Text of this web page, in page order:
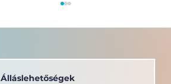
Álláslehetőségek